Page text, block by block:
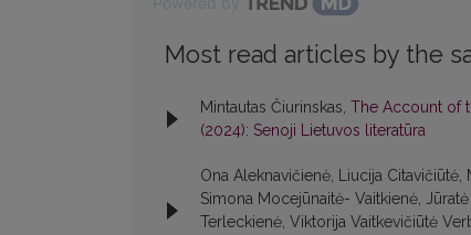
Most read articles by the
Mintautas Čiurinskas, The Account of
(2024): Senoji Lietuvos literatūra
Ona Aleknavičienė, Liucija
Simona Mocejūnaitė- Vaitkienė,
Terleckienė, Viktorija Vaitkevičiūtė